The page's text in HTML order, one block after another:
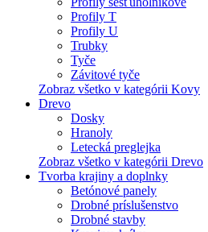
Profily T
Profily U
Trubky
Tyče
Závitové tyče
Zobraz všetko v kategórii Kovy
Drevo
Dosky
Hranoly
Letecká preglejka
Zobraz všetko v kategórii Drevo
Tvorba krajiny a doplnky
Betónové panely
Drobné príslušenstvo
Drobné stavby